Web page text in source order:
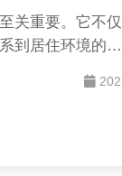
关重要。它不仅
到居住环境的健
，正成为越来越